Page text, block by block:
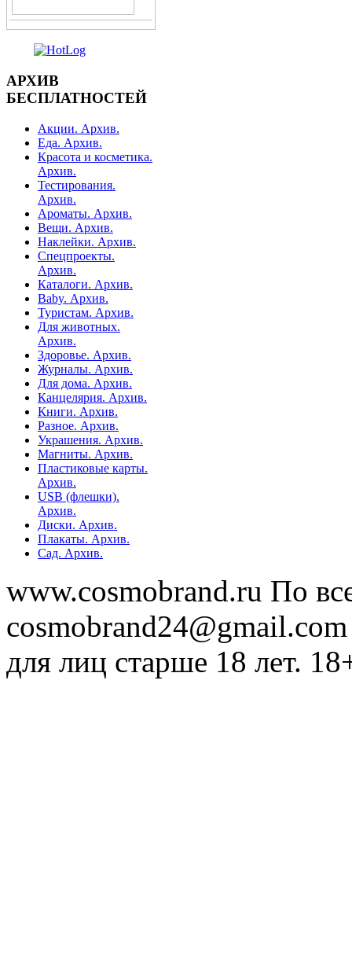
АРХИВ
БЕСПЛАТНОСТЕЙ
Акции. Архив.
Еда. Архив.
Красота и косметика.
Архив.
Тестирования.
Архив.
Ароматы. Архив.
Вещи. Архив.
Наклейки. Архив.
Спецпроекты.
Архив.
Каталоги. Архив.
Baby. Архив.
Туристам. Архив.
Для животных.
Архив.
Здоровье. Архив.
Журналы. Архив.
Для дома. Архив.
Канцелярия. Архив.
Книги. Архив.
Разное. Архив.
Украшения. Архив.
Магниты. Архив.
Пластиковые карты.
Архив.
USB (флешки).
Архив.
Диски. Архив.
Плакаты. Архив.
Сад. Архив.
www.cosmobrand.ru По
для лиц старше 18 лет.